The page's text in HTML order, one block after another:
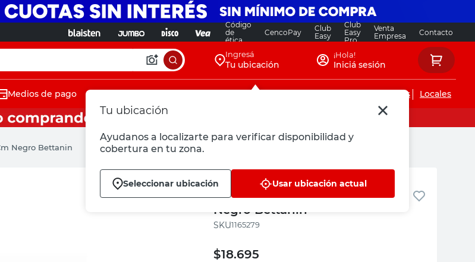
Código
de
ética
CencoPay
Club
Easy
Club
Easy
Pro
Venta
Empresa
Contacto
Ingresá
Tu ubicación
Tu ubicación
Ayudanos a localizarte para verificar disponibilidad y
cobertura en tu zona.
Seleccionar ubicación Usar ubicación actual
¡Hola!
Iniciá sesión
Medios de pago Servicios de instalaciones Locales
Negro Bettanin
Bettanin
Escoba Cerdas Rígidas 60 Cm
Negro Bettanin
:1165279
$18.695